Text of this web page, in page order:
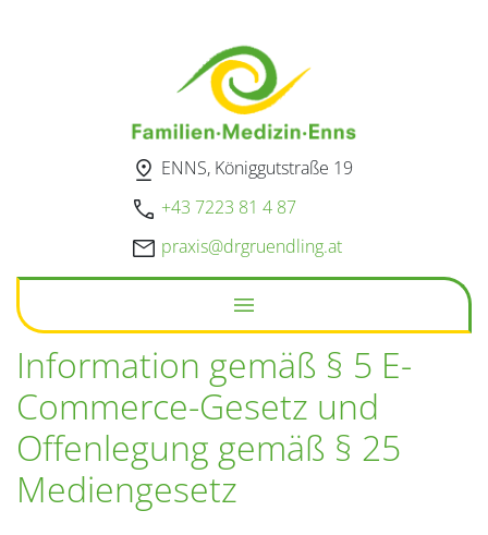
pin_drop ENNS, Königgutstraße 19
call +43 7223 81 4 87
mail ta.gn
ildne
urgrd
@sixa
rp
menu
Information gemäß § 5 E-
Commerce-Gesetz und
Offenlegung gemäß § 25
Mediengesetz